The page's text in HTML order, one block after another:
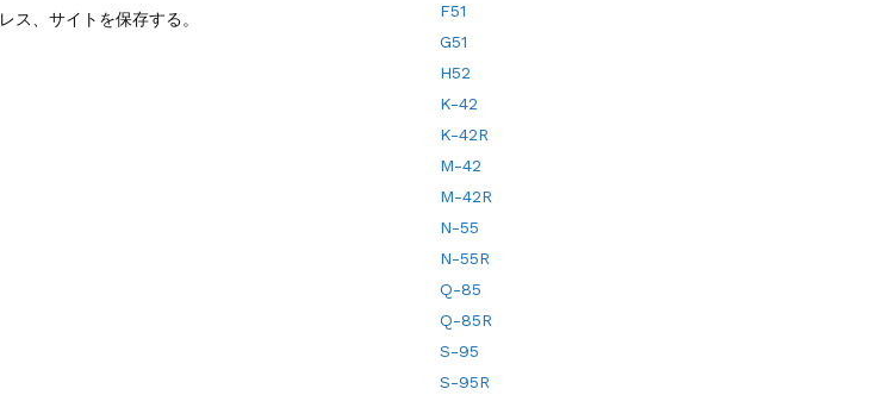
ス、サイトを保存する。
F51
G51
H52
K-42
K-42R
M-42
M-42R
N-55
N-55R
Q-85
Q-85R
S-95
S-95R